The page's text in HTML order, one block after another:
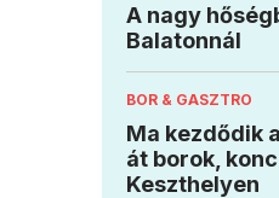
A nagy
Balatonnál
BOR & GASZTRO
Ma kezdődik
át borok,
Keszthelyen